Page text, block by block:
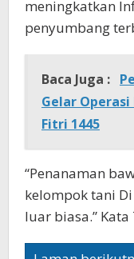
meningkatkan
penyumbang
Baca Juga :
Gelar
Fitri 1445
“Penanaman
kelompok tani
luar biasa.” Kata